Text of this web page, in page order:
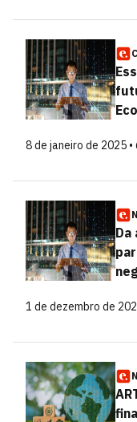
8 de janeiro de 2025
Da
1 de dezembro de